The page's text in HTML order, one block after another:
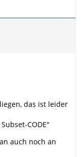
das ist leider
CODE"
auch noch an